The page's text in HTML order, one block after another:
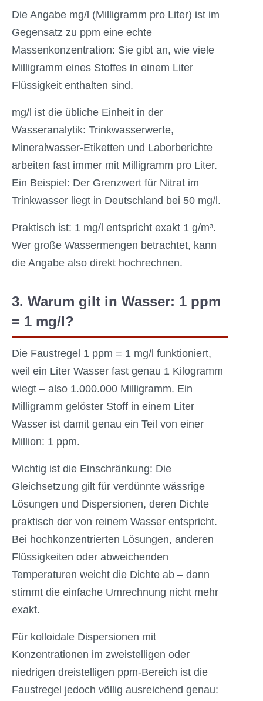
Die Angabe mg/l (Milligramm pro Liter) ist im
Gegensatz zu ppm eine echte
Massenkonzentration: Sie gibt an, wie viele
Milligramm eines Stoffes in einem Liter
Flüssigkeit enthalten sind.
mg/l ist die übliche Einheit in der
Wasseranalytik: Trinkwasserwerte,
Mineralwasser-Etiketten und Laborberichte
arbeiten fast immer mit Milligramm pro Liter.
Ein Beispiel: Der Grenzwert für Nitrat im
Trinkwasser liegt in Deutschland bei 50 mg/l.
Praktisch ist: 1 mg/l entspricht exakt 1 g/m³.
Wer große Wassermengen betrachtet, kann
die Angabe also direkt hochrechnen.
3. Warum gilt in Wasser: 1 ppm
= 1 mg/l?
Die Faustregel 1 ppm = 1 mg/l funktioniert,
weil ein Liter Wasser fast genau 1 Kilogramm
wiegt – also 1.000.000 Milligramm. Ein
Milligramm gelöster Stoff in einem Liter
Wasser ist damit genau ein Teil von einer
Million: 1 ppm.
Wichtig ist die Einschränkung: Die
Gleichsetzung gilt für verdünnte wässrige
Lösungen und Dispersionen, deren Dichte
praktisch der von reinem Wasser entspricht.
Bei hochkonzentrierten Lösungen, anderen
Flüssigkeiten oder abweichenden
Temperaturen weicht die Dichte ab – dann
stimmt die einfache Umrechnung nicht mehr
exakt.
Für kolloidale Dispersionen mit
Konzentrationen im zweistelligen oder
niedrigen dreistelligen ppm-Bereich ist die
Faustregel jedoch völlig ausreichend genau: